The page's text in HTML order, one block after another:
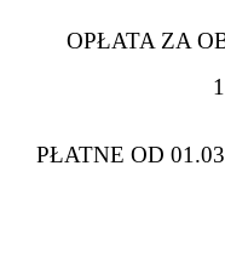
OPŁATA ZA
PŁATNE OD